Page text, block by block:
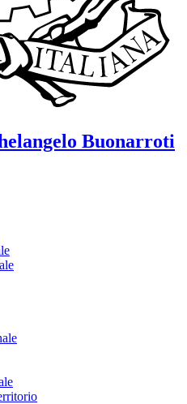
Buonarroti